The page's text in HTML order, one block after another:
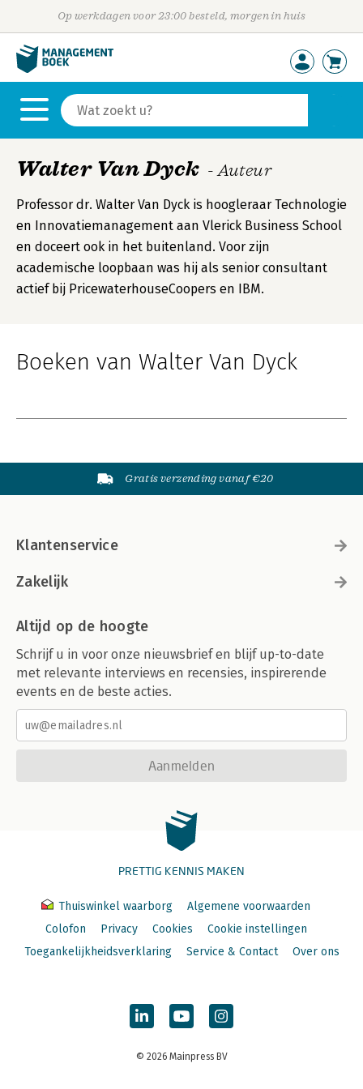
Op werkdagen voor 23:00 besteld, morgen in huis
Walter Van Dyck - Auteur
Professor dr. Walter Van Dyck is hoogleraar Technologie
en Innovatiemanagement aan Vlerick Business School
en doceert ook in het buitenland. Voor zijn
academische loopbaan was hij als senior consultant
actief bij PricewaterhouseCoopers en IBM.
Boeken van Walter Van Dyck
Gratis verzending vanaf €20
Klantenservice
Zakelijk
Altijd op de hoogte
Schrijf u in voor onze nieuwsbrief en blijf up-to-date
met relevante interviews en recensies, inspirerende
events en de beste acties.
Aanmelden
PRETTIG KENNIS MAKEN
Thuiswinkel waarborg
Algemene voorwaarden
Colofon
Privacy Cookies
Cookie instellingen
Toegankelijkheidsverklaring
Service & Contact Over ons
© 2026 Mainpress BV